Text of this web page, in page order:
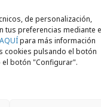
de personalización,
tus preferencias mediante
AQUÍpara más información
cookies pulsando el botón
botón "Configurar".